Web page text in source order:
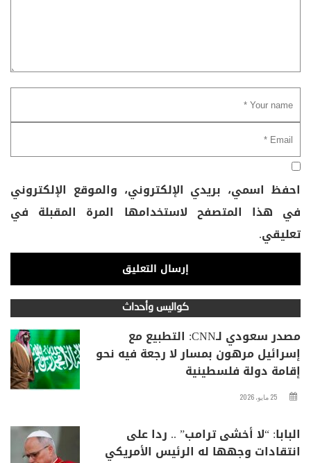
احفظ اسمي، بريدي الإلكتروني، والموقع الإلكتروني
في هذا المتصفح لاستخدامها المرة المقبلة في
تعليقي.
كواليس وأحداث
مصدر سعودي لـCNN: التطبيع مع
إسرائيل مرهون بمسار لا رجعة فيه نحو
إقامة دولة فلسطينية
25 مايو، 2026
البابا: “لا أخشى ترامب” .. ردا على
انتقادات وجهها له الرئيس الأمريكي